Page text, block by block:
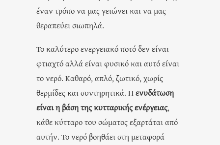
έναν τρόπο να μας γειώνει και να μας
θεραπεύει σιωπηλά.
Το καλύτερο ενεργειακό ποτό δεν είναι
φτιαχτό αλλά είναι φυσικό και αυτό είναι
το νερό. Καθαρό, απλό, ζωτικό, χωρίς
θερμίδες και συντηρητικά. Ηενυδάτωση
είναι η βάση της κυτταρικής ενέργειας,
κάθε κύτταρο του σώματος εξαρτάται από
αυτήν. Το νερό βοηθάει στη μεταφορά